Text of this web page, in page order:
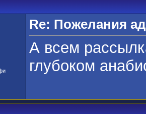
Re: Пожелания
А всем
глубоком